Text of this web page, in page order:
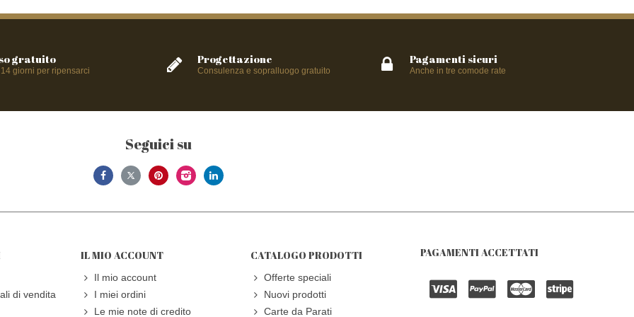
gratuito
14 giorni per ripensarci
Progettazione
Consulenza e sopralluogo gratuito
Pagamenti sicuri
Anche in tre comode rate
Seguici su
di vendita
IL MIO ACCOUNT
Il mio account
I miei ordini
Le mie note di credito
CATALOGO PRODOTTI
Offerte speciali
Nuovi prodotti
Carte da Parati
PAGAMENTI ACCETTATI